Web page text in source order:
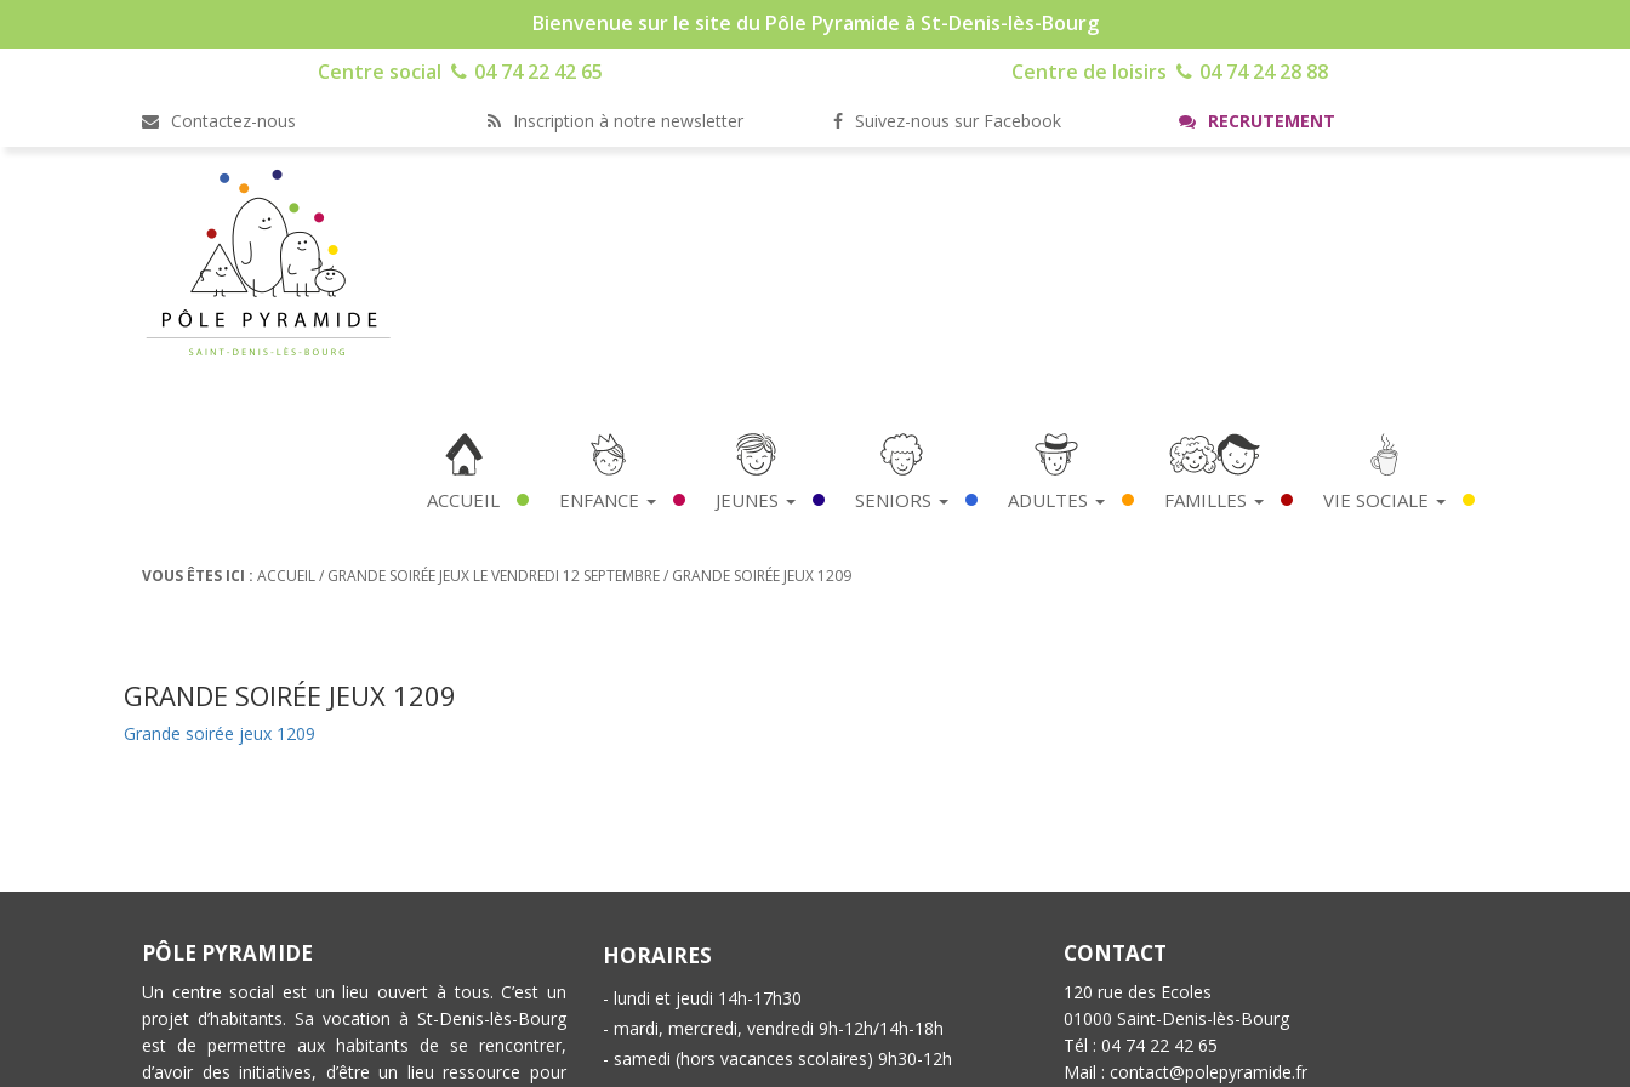
Bienvenue sur le site du Pôle Pyramide à St-Denis-lès-Bourg
Centre social
04 74 22 42 65 Centre de loisirs 04 74 24 28 88
Contactez-nous Inscription à notre newsletter Suivez-nous sur Facebook RECRUTEMENT
ACCUEIL ENFANCE JEUNES SENIORS ADULTES FAMILLES VIE SOCIALE
VOUS ÊTES ICI : ACCUEIL/ GRANDE SOIRÉE JEUX LE VENDREDI 12 SEPTEMBRE/ GRANDE SOIRÉE JEUX 1209
GRANDE SOIRÉE JEUX 1209
Grande soirée jeux 1209
PÔLE PYRAMIDE
Un centre social est un lieu ouvert à tous. C’est un
projet d’habitants. Sa vocation à St-Denis-lès-Bourg
est de permettre aux habitants de se rencontrer,
d’avoir des initiatives, d’être un lieu ressource pour
HORAIRES
- lundi et jeudi 14h-17h30
- mardi, mercredi, vendredi 9h-12h/14h-18h
- samedi (hors vacances scolaires) 9h30-12h
CONTACT
120 rue des Ecoles
01000 Saint-Denis-lès-Bourg
Tél : 04 74 22 42 65
Mail : contact@polepyramide.fr